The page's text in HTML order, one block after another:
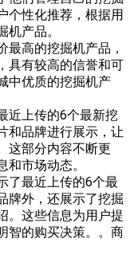
个性化推荐，根据用
产品。
高的挖掘机产品，
具有较高的信誉和可
中优质的挖掘机产
近上传的6个最新挖
和品牌进行展示，让
这部分内容不断更
市场动态。
了最近上传的6个最
牌外，还展示了挖掘
。这些信息为用户提
智的购买决策。。商